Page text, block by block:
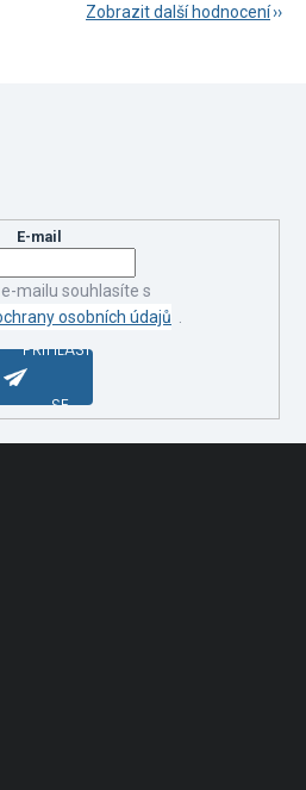
Zobrazit další hodnocení
E-mail
osobních údajů .
PŘIHLÁSIT
SE